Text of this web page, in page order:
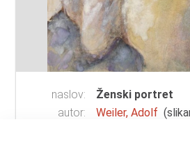
naslov:
Ženski portret
autor:
Weiler, Adolf